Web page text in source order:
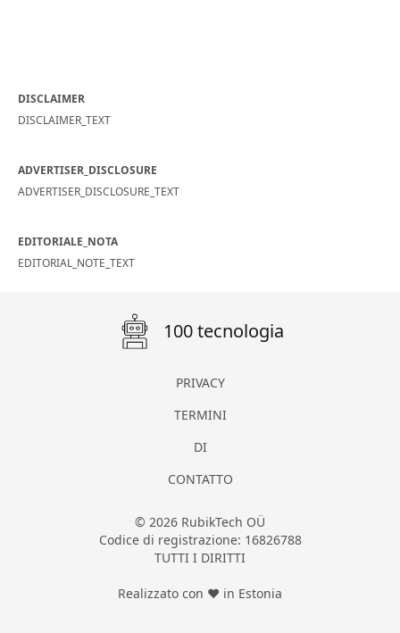
DISCLAIMER
DISCLAIMER_TEXT
ADVERTISER_DISCLOSURE
ADVERTISER_DISCLOSURE_TEXT
EDITORIALE_NOTA
EDITORIAL_NOTE_TEXT
100 tecnologia
PRIVACY
TERMINI
DI
CONTATTO
© 2026 RubikTech OÜ
Codice di registrazione: 16826788
TUTTI I DIRITTI
Realizzato con ❤ in Estonia